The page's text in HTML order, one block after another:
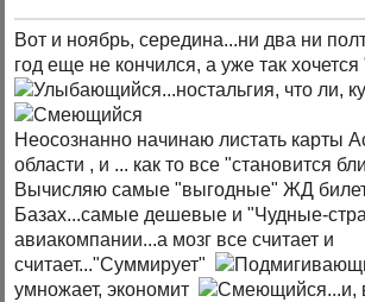
Вот и ноябрь, середина...ни два ни
год еще не кончился, а уже так
...ностальгия, что ли,
Неосознанно начинаю листать карты
области , и ... как то все "становится
Вычисляю самые "выгодные" ЖД
Базах...самые дешевые и "Чудные-
авиакомпании...а мозг все считает и
считает..."Суммирует"
умножает, экономит
...и,